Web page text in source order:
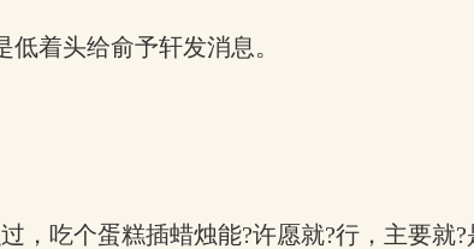
着头给俞予轩发消息。
吃个蛋糕插蜡烛能?许愿就?行，主要就?